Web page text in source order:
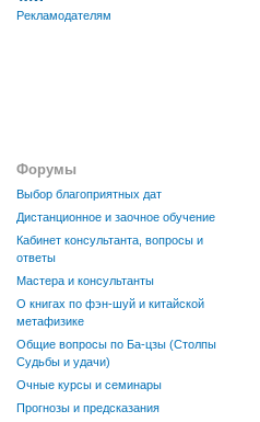
Рекламодателям
Форумы
Выбор благоприятных дат
Дистанционное и заочное обучение
Кабинет консультанта, вопросы и
ответы
Мастера и консультанты
О книгах по фэн-шуй и китайской
метафизике
Общие вопросы по Ба-цзы (Столпы
Судьбы и удачи)
Очные курсы и семинары
Прогнозы и предсказания